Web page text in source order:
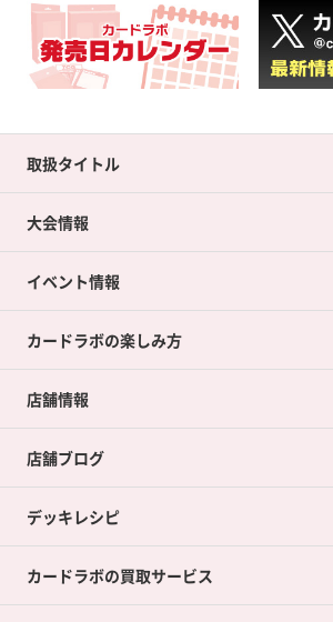
取扱タイトル
大会情報
イベント情報
カードラボの楽しみ方
店舗情報
店舗ブログ
デッキレシピ
カードラボの買取サービス